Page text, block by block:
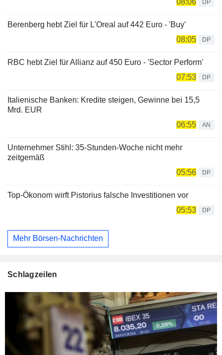
DP
Berenberg hebt Ziel für L'Oreal auf 442 Euro - 'Buy'
08:05
DP
RBC hebt Ziel für Allianz auf 450 Euro - 'Sector Perform'
07:53
DP
Italienische Banken: Kredite steigen, Gewinne bei 15,5
Mrd. EUR
06:55
AN
Unternehmer Stihl: 35-Stunden-Woche nicht mehr
zeitgemäß
05:56
DP
Top-Ökonom wirft Pistorius falsche Investitionen vor
05:53
DP
Mehr Börsen-Nachrichten
Schlagzeilen